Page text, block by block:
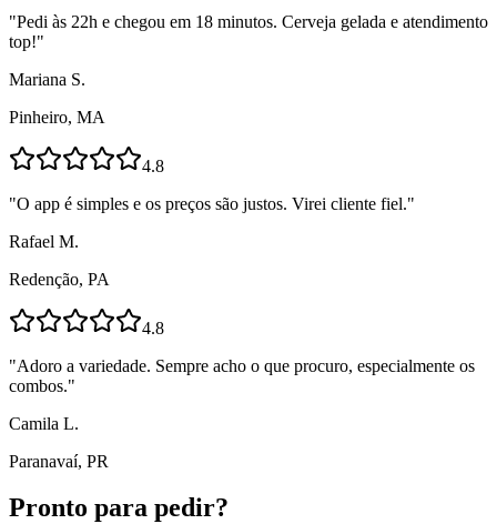
"Pedi às 22h e chegou em 18 minutos. Cerveja gelada e atendimento
top!"
Mariana S.
Pinheiro, MA
4.8
"O app é simples e os preços são justos. Virei cliente fiel."
Rafael M.
Redenção, PA
4.8
"Adoro a variedade. Sempre acho o que procuro, especialmente os
combos."
Camila L.
Paranavaí, PR
Pronto para pedir?